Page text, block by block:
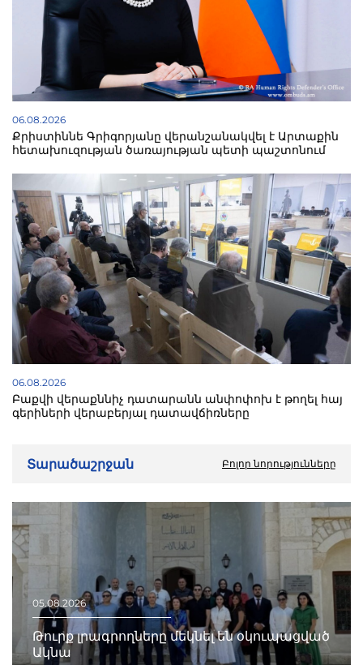
06.08.2026
Քրիստիննե Գրիգորյանը վերանշանակվել է Արտաքին
հետախուզության ծառայության պետի պաշտոնում
06.08.2026
Բաքվի վերաքննիչ դատարանն անփոփոխ է թողել հայ
գերիների վերաբերյալ դատավճիռները
Տարածաշրջան Բոլոր նորությունները
05.08.2026
Թուրք լրագրողները մեկնել են օկուպացված
Ակնա